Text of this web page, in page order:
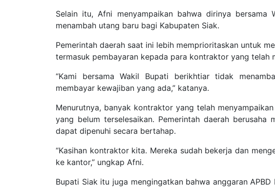
Selain itu, Afni menyampaikan bahwa dirinya bersama
menambah utang baru bagi Kabupaten Siak.
Pemerintah daerah saat ini lebih memprioritaskan untuk
termasuk pembayaran kepada para kontraktor yang telah
“Kami bersama Wakil Bupati berikhtiar tidak
membayar kewajiban yang ada,” katanya.
Menurutnya, banyak kontraktor yang telah
yang belum terselesaikan. Pemerintah daerah berusaha
dapat dipenuhi secara bertahap.
“Kasihan kontraktor kita. Mereka sudah bekerja dan
ke kantor,” ungkap Afni.
Bupati Siak itu juga mengingatkan bahwa anggaran